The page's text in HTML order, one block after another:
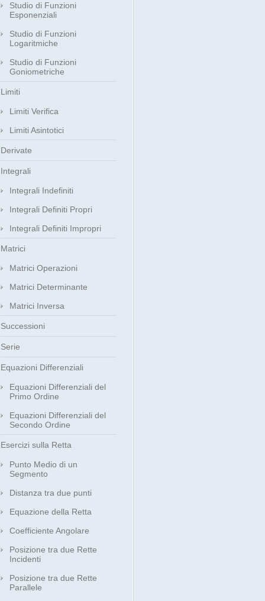
Studio di Funzioni
Esponenziali
Studio di Funzioni
Logaritmiche
Studio di Funzioni
Goniometriche
Limiti
Limiti Verifica
Limiti Asintotici
Derivate
Integrali
Integrali Indefiniti
Integrali Definiti Propri
Integrali Definiti Impropri
Matrici
Matrici Operazioni
Matrici Determinante
Matrici Inversa
Successioni
Serie
Equazioni Differenziali
Equazioni Differenziali del
Primo Ordine
Equazioni Differenziali del
Secondo Ordine
Esercizi sulla Retta
Punto Medio di un
Segmento
Distanza tra due punti
Equazione della Retta
Coefficiente Angolare
Posizione tra due Rette
Incidenti
Posizione tra due Rette
Parallele